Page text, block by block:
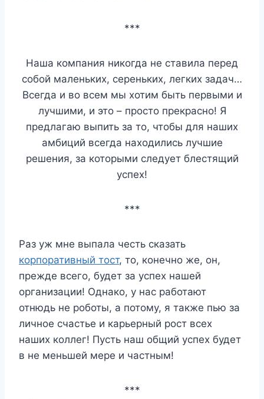
***
Наша компания никогда не ставила перед
собой маленьких, сереньких, легких задач…
Всегда и во всем мы хотим быть первыми и
лучшими, и это – просто прекрасно! Я
предлагаю выпить за то, чтобы для наших
амбиций всегда находились лучшие
решения, за которыми следует блестящий
успех!
***
Раз уж мне выпала честь сказать
корпоративный тост, то, конечно же, он,
прежде всего, будет за успех нашей
организации! Однако, у нас работают
отнюдь не роботы, а потому, я также пью за
личное счастье и карьерный рост всех
наших коллег! Пусть наш общий успех будет
в не меньшей мере и частным!
***